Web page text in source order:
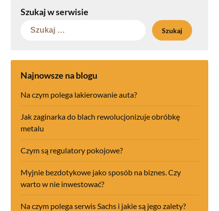
Szukaj w serwisie
Szukaj:
Najnowsze na blogu
Na czym polega lakierowanie auta?
Jak zaginarka do blach rewolucjonizuje obróbkę
metalu
Czym są regulatory pokojowe?
Myjnie bezdotykowe jako sposób na biznes. Czy
warto w nie inwestować?
Na czym polega serwis Sachs i jakie są jego zalety?